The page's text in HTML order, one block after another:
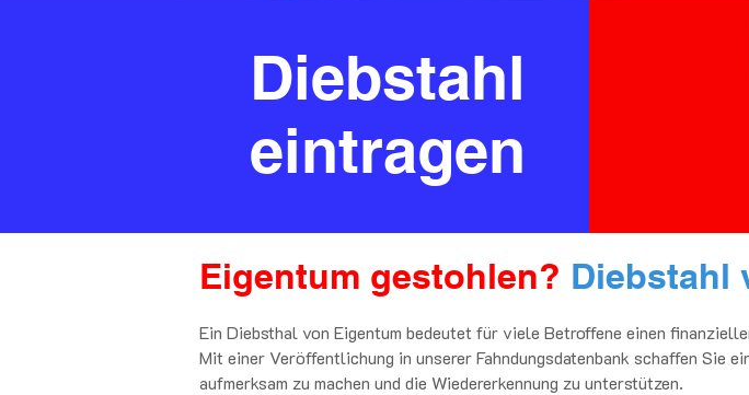
Diebstahl
eintragen
Eigentum gestohlen? Diebstahl
Ein Diebsthal von Eigentum bedeutet für viele Betroffene einen
Mit einer Veröffentlichung in unserer Fahndungsdatenbank schaffen Sie
aufmerksam zu machen und die Wiedererkennung zu unterstützen.